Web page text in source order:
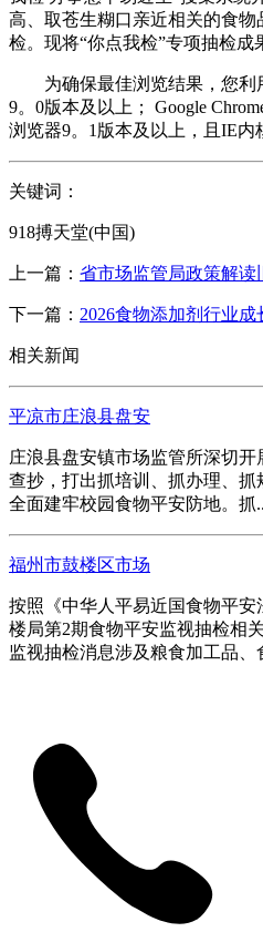
高、取苍生糊口亲近相关的食
检。现将“你点我检”专项抽检成
为确保最佳浏览结果，您利
9。0版本及以上； Google
浏览器9。1版本及以上，且IE内
关键词：
918搏天堂(中国)
上一篇： 省市场监管局政策解读
下一篇： 2026食物添加剂行业
相关新闻
平凉市庄浪县盘安
庄浪县盘安镇市场监管所深切
查抄，打出抓培训、抓办理、抓
全面建牢校园食物平安防地。抓
福州市鼓楼区市场
按照《中华人平易近国食物平
楼局第2期食物平安监视抽检相
监视抽检消息涉及粮食加工品、